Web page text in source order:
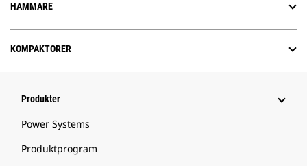
HAMMARE
KOMPAKTORER
Produkter
Power Systems
Produktprogram